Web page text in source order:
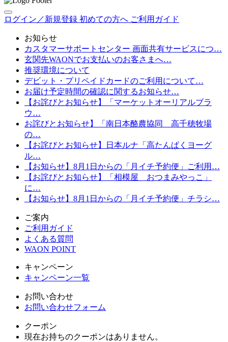
ログイン／新規登録 初めての方へ ご利用ガイド
お知らせ
カスタマーサポートセンター 画面共有サービスにつ…
玄関先WAONでお支払いのお客さまへ…
推奨環境について
デビット・プリペイドカードのご利用について…
お届け予定時間の確認に関するお知らせ…
【お詫びとお知らせ】「マーケットオーリアルブラ
ウ…
お詫びとお知らせ】「南日本酪農協同 高千穂牧場
の…
【お詫びとお知らせ】日本ルナ「高たんぱくヨーグ
ル…
【お知らせ】8月1日からの「月イチ予約便」ご利用…
【お詫びとお知らせ】「相模屋 おつまみやっこ」
に…
【お知らせ】8月1日からの「月イチ予約便」チラシ…
ご案内
ご利用ガイド
よくある質問
WAON POINT
キャンペーン
キャンペーン一覧
お問い合わせ
お問い合わせフォーム
クーポン
現在お持ちのクーポンはありません。